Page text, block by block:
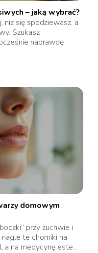
– jaką wybrać?
niż się spodziewasz, a
Szukasz
naprawdę
domowym
przy żuchwie i
te chomiki na
na medycynę este...